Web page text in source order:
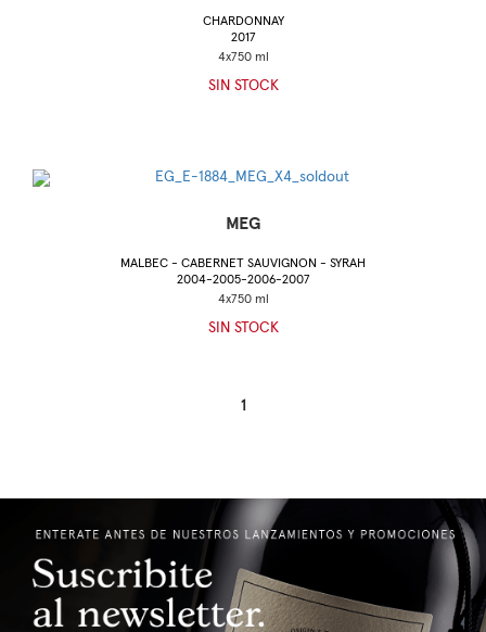
CHARDONNAY
2017
SIN STOCK
MEG
MALBEC - CABERNET SAUVIGNON - SYRAH
2004-2005-2006-2007
SIN STOCK
1